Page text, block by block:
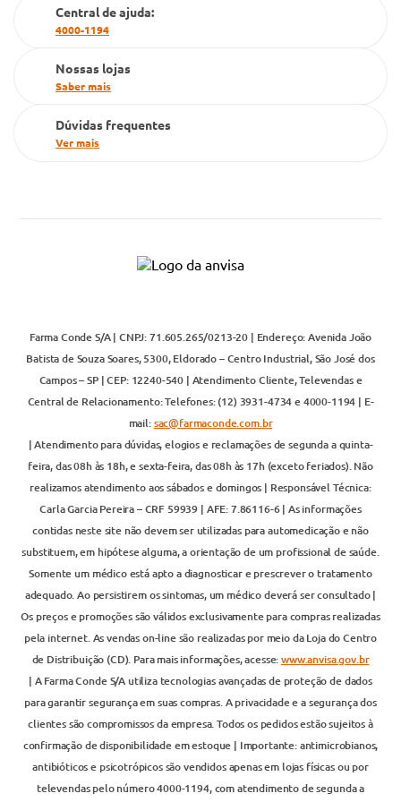
Cartão Grupo Conde
Televendas
Central de ajuda:
4000-1194
Nossas lojas
Saber mais
Dúvidas frequentes
Ver mais
Farma Conde S/A | CNPJ: 71.605.265/0213-20 | Endereço: Avenida João
Batista de Souza Soares, 5300, Eldorado – Centro Industrial, São José dos
Campos – SP | CEP: 12240-540 | Atendimento Cliente, Televendas e
Central de Relacionamento: Telefones: (12) 3931-4734 e 4000-1194 | E-
mail:sac@farmaconde.com.br
| Atendimento para dúvidas, elogios e reclamações de segunda a quinta-
feira, das 08h às 18h, e sexta-feira, das 08h às 17h (exceto feriados). Não
realizamos atendimento aos sábados e domingos | Responsável Técnica:
Carla Garcia Pereira – CRF 59939 | AFE: 7.86116-6 | As informações
contidas neste site não devem ser utilizadas para automedicação e não
substituem, em hipótese alguma, a orientação de um profissional de saúde.
Somente um médico está apto a diagnosticar e prescrever o tratamento
adequado. Ao persistirem os sintomas, um médico deverá ser consultado |
Os preços e promoções são válidos exclusivamente para compras realizadas
pela internet. As vendas on-line são realizadas por meio da Loja do Centro
de Distribuição (CD). Para mais informações, acesse:www.anvisa.gov.br
| A Farma Conde S/A utiliza tecnologias avançadas de proteção de dados
para garantir segurança em suas compras. A privacidade e a segurança dos
clientes são compromissos da empresa. Todos os pedidos estão sujeitos à
confirmação de disponibilidade em estoque | Importante: antimicrobianos,
antibióticos e psicotrópicos são vendidos apenas em lojas físicas ou por
televendas pelo número 4000-1194, com atendimento de segunda a